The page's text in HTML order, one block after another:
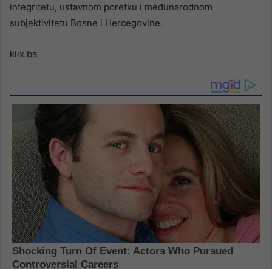
integritetu, ustavnom poretku i međunarodnom
subjektivitetu Bosne i Hercegovine.
klix.ba